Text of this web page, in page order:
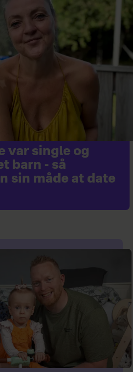
var single og
barn - så
sin måde at date